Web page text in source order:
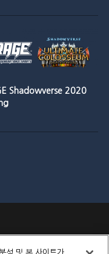
Shadowverse 2020